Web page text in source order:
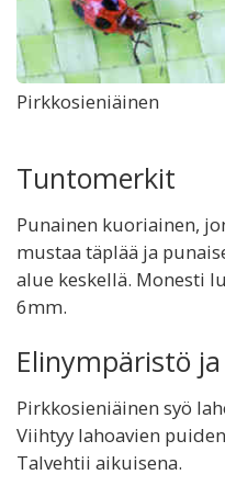
Pirkkosieniäinen
Tuntomerkit
Punainen kuoriainen,
mustaa täplää ja
alue keskellä. Monesti
6mm.
Elinympäristö
Pirkkosieniäinen syö
Viihtyy lahoavien
Talvehtii aikuisena.